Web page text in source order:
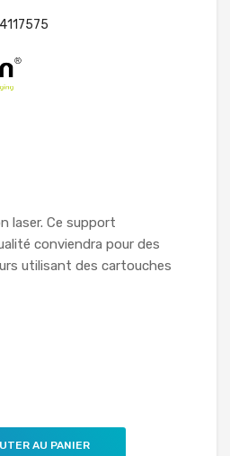
laser. Ce support
conviendra pour des
utilisant des cartouches
AU PANIER